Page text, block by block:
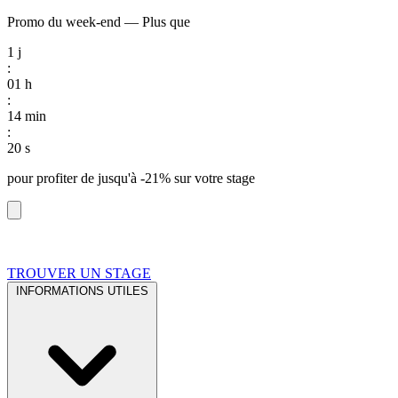
Promo du week-end — Plus que
1 j
:
01 h
:
14 min
:
19 s
pour profiter de jusqu'à -21% sur votre stage
TROUVER UN STAGE
INFORMATIONS UTILES